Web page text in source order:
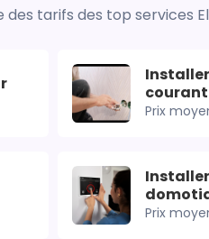
des tarifs des top services
courant
Prix
Prix